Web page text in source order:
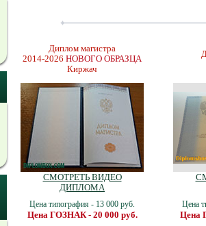
Диплом магистра
2014-2026 НОВОГО ОБРАЗЦА
Киржач
СМОТРЕТЬ ВИДЕО
ДИПЛОМА
Цена типография - 13 000 руб.
Цена ГОЗНАК - 20 000 руб.
Цена
Цена